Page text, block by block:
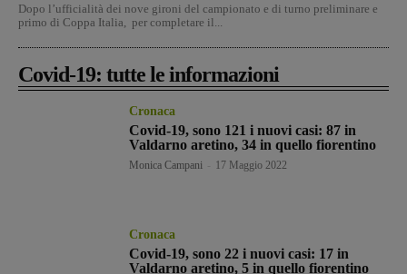
Dopo l’ufficialità dei nove gironi del campionato e di turno preliminare e
primo di Coppa Italia, per completare il...
Covid-19: tutte le informazioni
Cronaca
Covid-19, sono 121 i nuovi casi: 87 in
Valdarno aretino, 34 in quello fiorentino
Monica Campani 17 Maggio 2022
Cronaca
Covid-19, sono 22 i nuovi casi: 17 in
Valdarno aretino, 5 in quello fiorentino